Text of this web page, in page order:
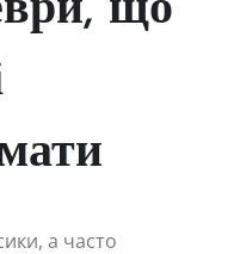
що
а часто